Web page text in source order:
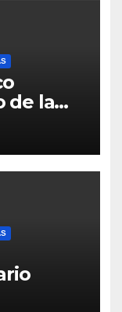
de la